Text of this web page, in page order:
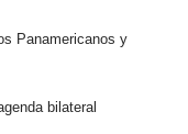
Panamericanos y
bilateral